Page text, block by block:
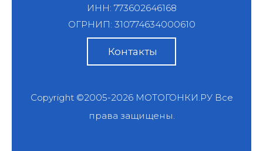
ИНН: 773602646168
ОГРНИП: 310774634000610
Контакты
Copyright ©2005-2026 МОТОГОНКИ.РУВсе
права защищены.